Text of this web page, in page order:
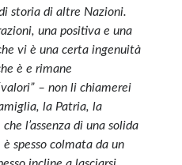
storia di altre Nazioni.
una positiva e una
vi è una certa ingenuità
è e rimane
– non li chiamerei
la Patria, la
l’assenza di una solida
spesso colmata da un